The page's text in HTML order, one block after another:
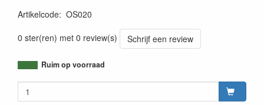
Artikelcode: OS020
0 ster(ren) met 0 review(s)
Schrijf een review
Ruim op voorraad